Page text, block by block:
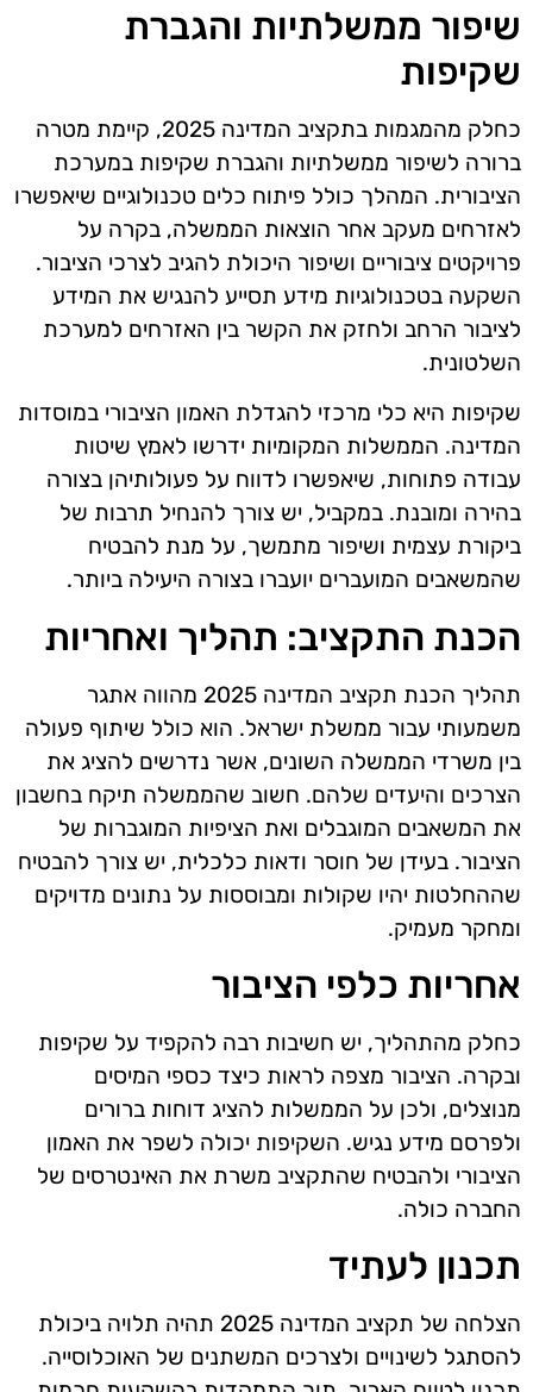
שיפור ממשלתיות והגברת
שקיפות
כחלק מהמגמות בתקציב המדינה 2025, קיימת מטרה
ברורה לשיפור ממשלתיות והגברת שקיפות במערכת
הציבורית. המהלך כולל פיתוח כלים טכנולוגיים שיאפשרו
לאזרחים מעקב אחר הוצאות הממשלה, בקרה על
פרויקטים ציבוריים ושיפור היכולת להגיב לצרכי הציבור.
השקעה בטכנולוגיות מידע תסייע להנגיש את המידע
לציבור הרחב ולחזק את הקשר בין האזרחים למערכת
השלטונית.
שקיפות היא כלי מרכזי להגדלת האמון הציבורי במוסדות
המדינה. הממשלות המקומיות ידרשו לאמץ שיטות
עבודה פתוחות, שיאפשרו לדווח על פעולותיהן בצורה
בהירה ומובנת. במקביל, יש צורך להנחיל תרבות של
ביקורת עצמית ושיפור מתמשך, על מנת להבטיח
שהמשאבים המועברים יועברו בצורה היעילה ביותר.
הכנת התקציב: תהליך ואחריות
תהליך הכנת תקציב המדינה 2025 מהווה אתגר
משמעותי עבור ממשלת ישראל. הוא כולל שיתוף פעולה
בין משרדי הממשלה השונים, אשר נדרשים להציג את
הצרכים והיעדים שלהם. חשוב שהממשלה תיקח בחשבון
את המשאבים המוגבלים ואת הציפיות המוגברות של
הציבור. בעידן של חוסר ודאות כלכלית, יש צורך להבטיח
שההחלטות יהיו שקולות ומבוססות על נתונים מדויקים
ומחקר מעמיק.
אחריות כלפי הציבור
כחלק מהתהליך, יש חשיבות רבה להקפיד על שקיפות
ובקרה. הציבור מצפה לראות כיצד כספי המיסים
מנוצלים, ולכן על הממשלות להציג דוחות ברורים
ולפרסם מידע נגיש. השקיפות יכולה לשפר את האמון
הציבורי ולהבטיח שהתקציב משרת את האינטרסים של
החברה כולה.
תכנון לעתיד
הצלחה של תקציב המדינה 2025 תהיה תלויה ביכולת
להסתגל לשינויים ולצרכים המשתנים של האוכלוסייה.